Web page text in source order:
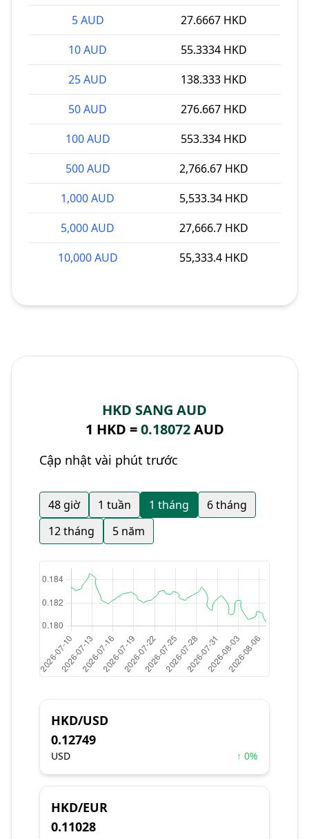
5 AUD
27.6667 HKD
10 AUD
55.3334 HKD
25 AUD
138.333 HKD
50 AUD
276.667 HKD
100 AUD
553.334 HKD
500 AUD
2,766.67 HKD
1,000 AUD
5,533.34 HKD
5,000 AUD
27,666.7 HKD
10,000 AUD
55,333.4 HKD
HKD SANG AUD
1 HKD =0.18072AUD
Cập nhật vài phút trước
48 giờ 1 tuần 1 tháng
6 tháng
12 tháng
5 năm
HKD/USD
0.12749
USD ↑ 0%
HKD/EUR
0.11028